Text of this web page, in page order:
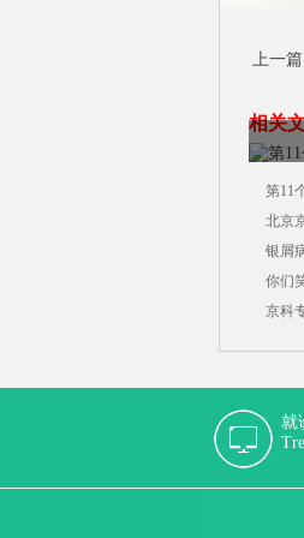
上一
相关
第11
北京
银屑
你们
京科
就